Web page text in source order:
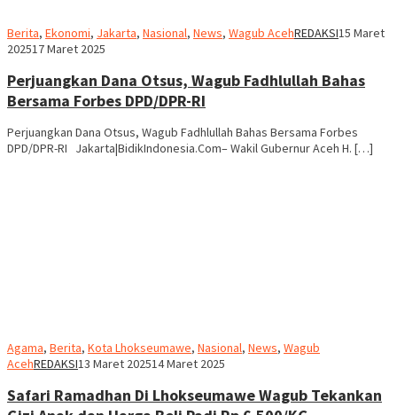
Berita, Ekonomi, Jakarta, Nasional, News, Wagub AcehREDAKSI15 Maret
202517 Maret 2025
Perjuangkan Dana Otsus, Wagub Fadhlullah Bahas
Bersama Forbes DPD/DPR-RI
Perjuangkan Dana Otsus, Wagub Fadhlullah Bahas Bersama Forbes
DPD/DPR-RI Jakarta|BidikIndonesia.Com– Wakil Gubernur Aceh H. […]
Agama, Berita, Kota Lhokseumawe, Nasional, News, Wagub
AcehREDAKSI13 Maret 202514 Maret 2025
Safari Ramadhan Di Lhokseumawe Wagub Tekankan